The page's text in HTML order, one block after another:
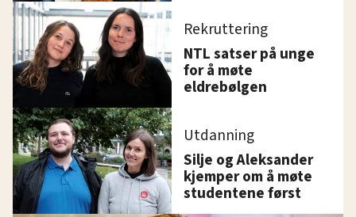
Rekruttering
NTL satser på unge
for å møte
eldrebølgen
Utdanning
Silje og Aleksander
kjemper om å møte
studentene først